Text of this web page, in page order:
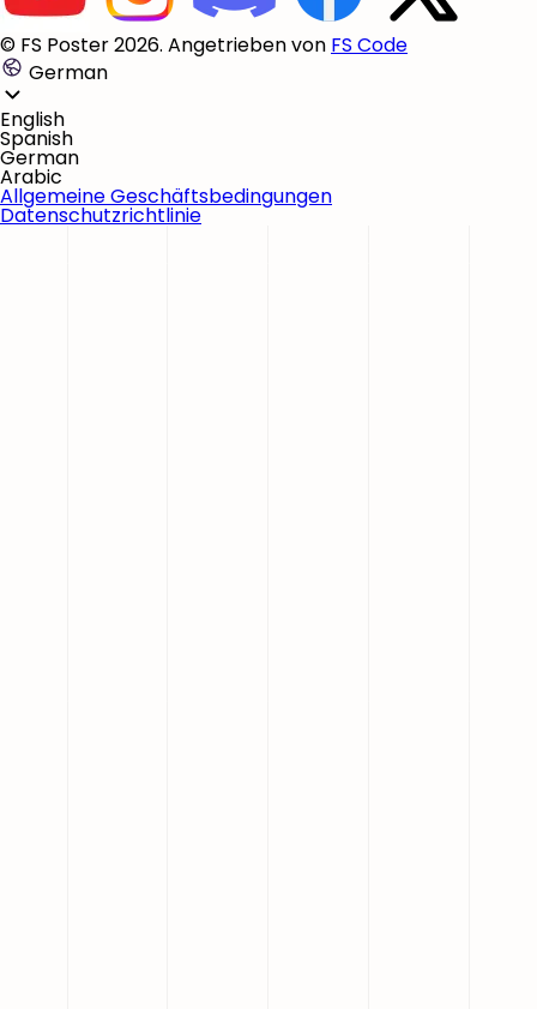
© FS Poster 2026. Angetrieben von FS Code
German
English
Spanish
German
Arabic
Allgemeine Geschäftsbedingungen
Datenschutzrichtlinie